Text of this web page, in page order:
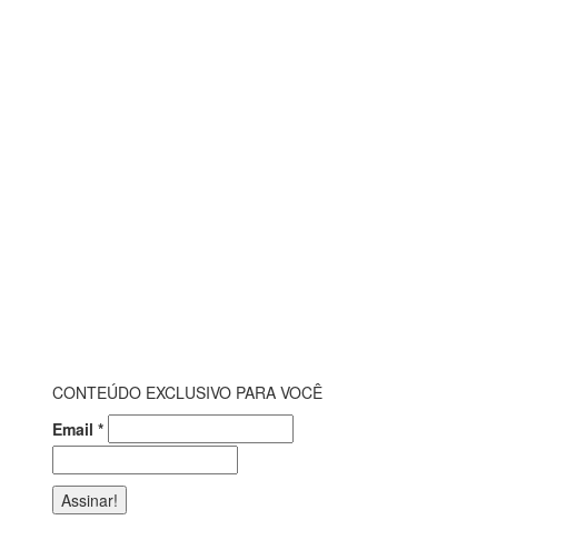
CONTEÚDO EXCLUSIVO PARA VOCÊ
Email *